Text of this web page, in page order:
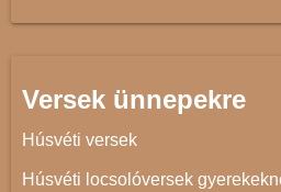
Versek ünnepekre
Húsvéti versek
Húsvéti locsolóversek